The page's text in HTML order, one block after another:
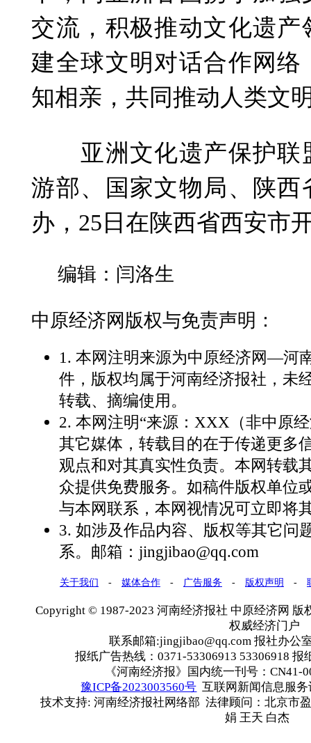
交流，积极推动文化遗产
建全球文明对话合作网络
知相亲，共同推动人类文
亚洲文化遗产保护联
游部、国家文物局、陕西
办，25日在陕西省西安市
编辑：闫洛生
中原经济网版权与免责声明：
1. 本网注明来源为中原经济网—河
件，版权均属于河南经济报社，未
转载、摘编使用。
2. 本网注明“来源：XXX（非中原
其它媒体，转载目的在于传递更多
观点和对其真实性负责。本网转载
众提供免费服务。如稿件版权单位
与本网联系，本网视情况可立即将
3. 如涉及作品内容、版权等其它问
系。邮箱：jingjibao@qq.com
关于我们 - 媒体合作 - 广告服务 - 版权声明 -
Copyright © 1987-2023 河南经济报社 中原经济网 版
权威经济门户
联系邮箱:jingjibao@qq.com 报社办公
报纸广告热线：0371-53306913 53306918 报
《河南经济报》国内统一刊号：
豫ICP备2023003560号 互联网新闻信息服
技术支持: 河南经济报社网络部 法律顾问：北京市
娟 王天 白杰